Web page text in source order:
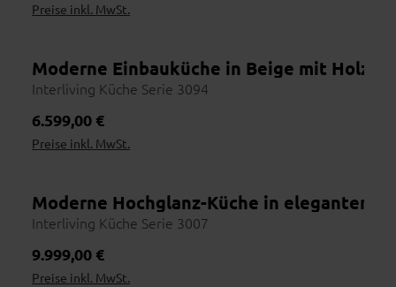
Preise inkl. MwSt.
Moderne Einbauküche in Beige mit
Interliving Küche Serie 3094
Regulärer Preis:
6.599,00 €
Preise inkl. MwSt.
Moderne Hochglanz-Küche in elegantem
Interliving Küche Serie 3007
Regulärer Preis:
9.999,00 €
Preise inkl. MwSt.